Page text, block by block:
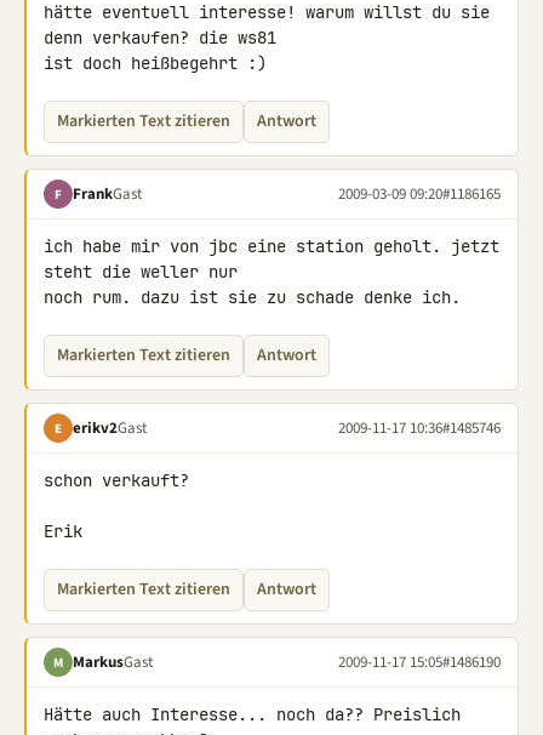
hätte eventuell interesse! warum willst du sie
denn verkaufen? die ws81
ist doch heißbegehrt :)
Markierten Text zitieren Antwort
F FrankGast 2009-03-09 09:20#1186165
ich habe mir von jbc eine station geholt. jetzt
steht die weller nur
noch rum. dazu ist sie zu schade denke ich.
Markierten Text zitieren Antwort
E erikv2Gast 2009-11-17 10:36#1485746
schon verkauft?
Erik
Markierten Text zitieren Antwort
M MarkusGast 2009-11-17 15:05#1486190
Hätte auch Interesse... noch da?? Preislich